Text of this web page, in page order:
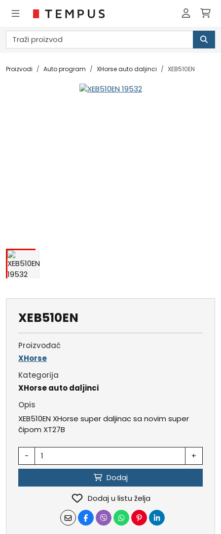
Proizvodi Auto program XHorse auto daljinci XEB510EN
XEB510EN
Proizvođač
XHorse
Kategorija
XHorse auto daljinci
Opis
XEB510EN XHorse super daljinac sa novim super
čipom XT27B
- +
Dodaj
Dodaj u listu želja